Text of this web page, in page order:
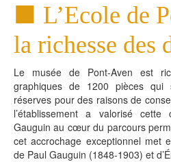
L’Ecole de
la richesse des
Le musée de Pont-Aven est
graphiques de 1200 pièces qui
réserves pour des raisons de
l’établissement a valorisé
Gauguin au cœur du parcours
cet accrochage exceptionnel met
de Paul Gauguin (1848-1903) et